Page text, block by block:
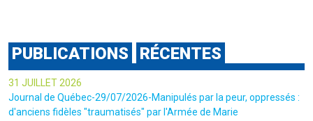
PUBLICATIONS RÉCENTES
31 JUILLET 2026
Journal de Québec-29/07/2026-Manipulés par la peur, oppressés :
d'anciens fidèles "traumatisés" par l'Armée de Marie